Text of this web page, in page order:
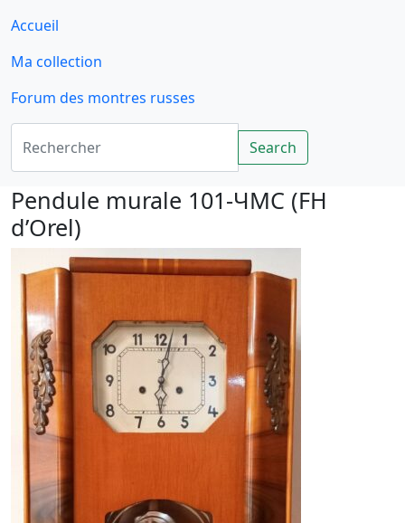
Accueil
Ma collection
Forum des montres russes
Rechercher
Search
Pendule murale 101-ЧMC (FH
d’Orel)